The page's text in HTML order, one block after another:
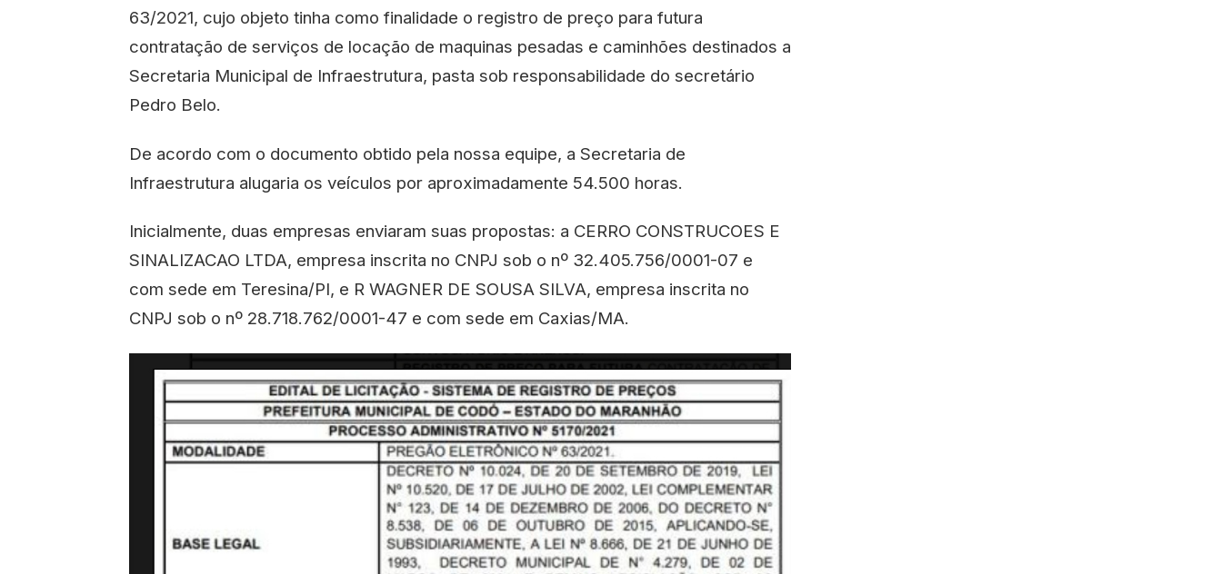
63/2021, cujo objeto tinha como finalidade o registro de preço para futura
contratação de serviços de locação de maquinas pesadas e caminhões destinados a
Secretaria Municipal de Infraestrutura, pasta sob responsabilidade do secretário
Pedro Belo.
De acordo com o documento obtido pela nossa equipe, a Secretaria de
Infraestrutura alugaria os veículos por aproximadamente 54.500 horas.
Inicialmente, duas empresas enviaram suas propostas: a CERRO CONSTRUCOES E
SINALIZACAO LTDA, empresa inscrita no CNPJ sob o nº 32.405.756/0001-07 e
com sede em Teresina/PI, e R WAGNER DE SOUSA SILVA, empresa inscrita no
CNPJ sob o nº 28.718.762/0001-47 e com sede em Caxias/MA.